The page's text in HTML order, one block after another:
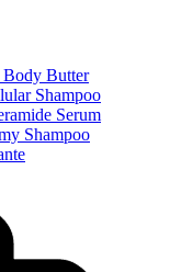
Butter
Shampoo
Serum
Shampoo